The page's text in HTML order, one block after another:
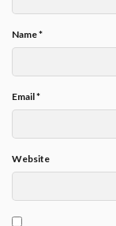
Name*
Email*
Website